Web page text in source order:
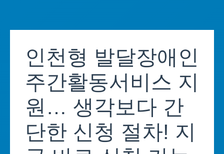
content인천형 발달장애인
주간활동서비스 지
원… 생각보다 간
단한 신청 절차! 지